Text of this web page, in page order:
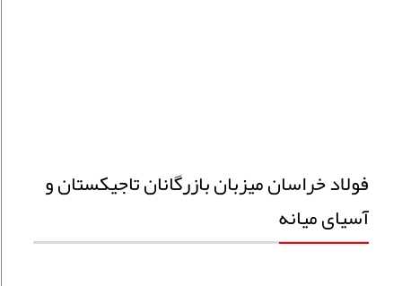
فولاد خراسان میزبان بازرگانان تاجیکستان و
آسیای میانه